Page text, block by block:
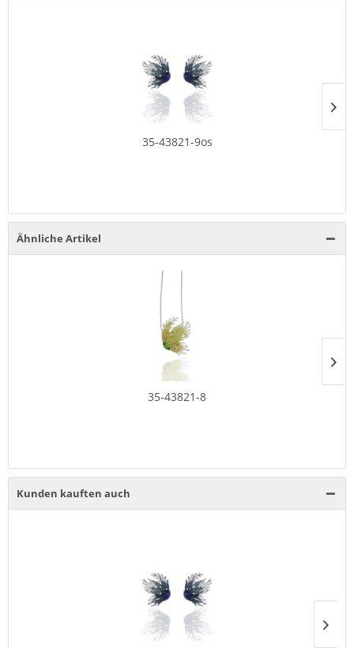
35-43821-9os
Ähnliche Artikel
35-43821-8
Kunden kauften auch